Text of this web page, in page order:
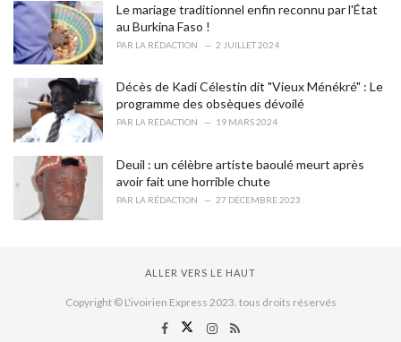
Le mariage traditionnel enfin reconnu par l'État
au Burkina Faso !
PAR LA RÉDACTION 2 JUILLET 2024
Décès de Kadi Célestin dit "Vieux Ménékré" : Le
programme des obsèques dévoilé
PAR LA RÉDACTION 19 MARS 2024
Deuil : un célèbre artiste baoulé meurt après
avoir fait une horrible chute
PAR LA RÉDACTION 27 DÉCEMBRE 2023
ALLER VERS LE HAUT
Copyright © L'ivoirien Express 2023. tous droits réservés